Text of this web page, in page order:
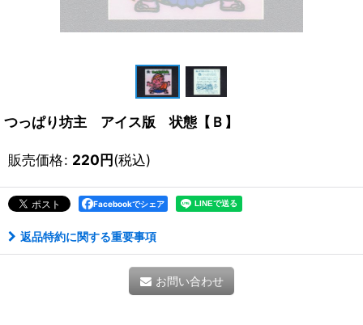
つっぱり坊主 アイス版 状態【Ｂ】
販売価格: 220円(税込)
Facebookでシェア
返品特約に関する重要事項
お問い合わせ